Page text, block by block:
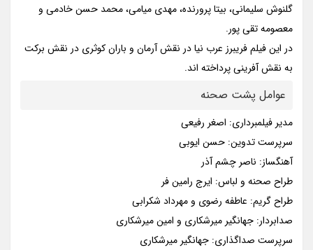
گلنوش سلیمانی، بیتا پرورنده، مهدی میامی، محمد حسن خادمی و
معصومه تقی پور.
در این فیلم فریبرز عرب نیا در نقش آرمان و باران کوثری در نقش برکت
به نقش آفرینی پرداخته اند.
عوامل پشت صحنه
مدیر فیلمبرداری: اصغر رفیعی
سرپرست تدوین: حسن ایوبی
آهنگساز: ناصر چشم آذر
طراح صحنه و لباس: ایرج رامین فر
طراح گریم: عاطفه رضوی و مهرداد شکرابی
صدابردار: جهانگیر میرشکاری و امین میرشکاری
سرپرست صداگذاری: جهانگیر میرشکاری